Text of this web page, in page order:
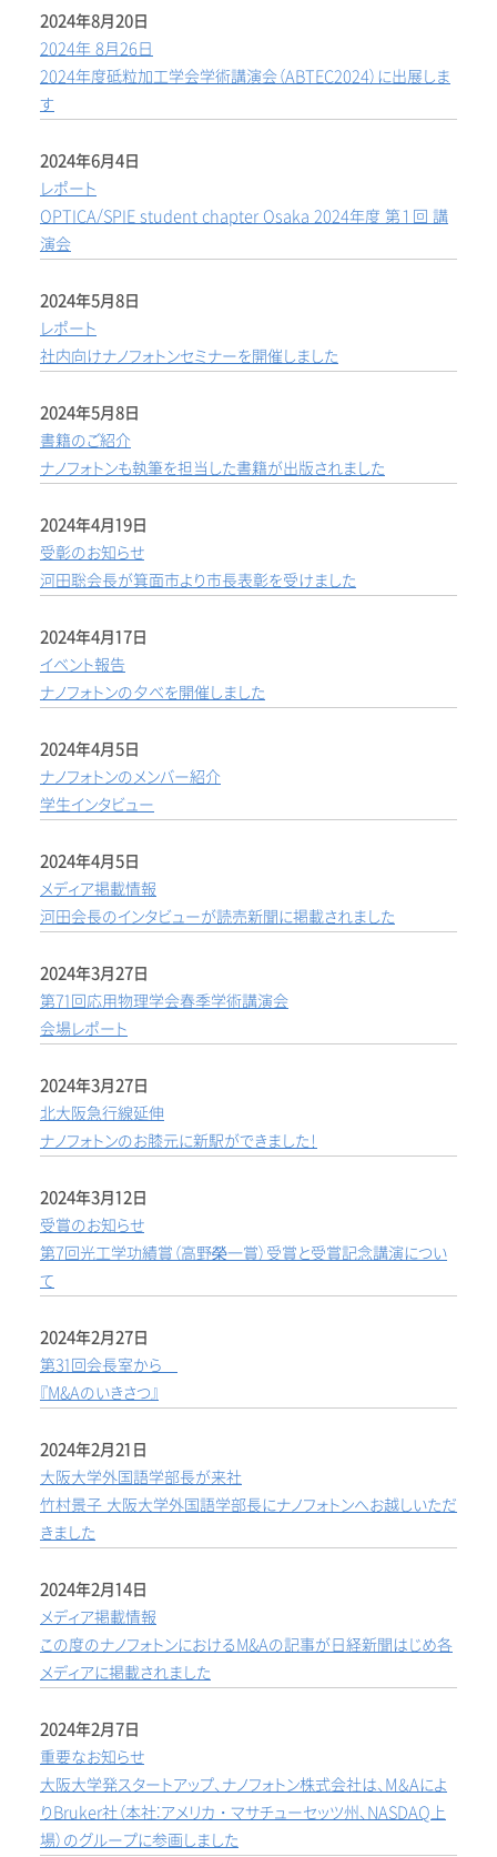
2024年8月20日
2024年 8月26日
2024年度砥粒加工学会学術講演会（ABTEC2024）に出展しま
す
2024年6月4日
レポート
OPTICA/SPIE student chapter Osaka 2024年度 第１回 講
演会
2024年5月8日
レポート
社内向けナノフォトンセミナーを開催しました
2024年5月8日
書籍のご紹介
ナノフォトンも執筆を担当した書籍が出版されました
2024年4月19日
受彰のお知らせ
河田聡会長が箕面市より市長表彰を受けました
2024年4月17日
イベント報告
ナノフォトンの夕べを開催しました
2024年4月5日
ナノフォトンのメンバー紹介
学生インタビュー
2024年4月5日
メディア掲載情報
河田会長のインタビューが読売新聞に掲載されました
2024年3月27日
第71回応用物理学会春季学術講演会
会場レポート
2024年3月27日
北大阪急行線延伸
ナノフォトンのお膝元に新駅ができました！
2024年3月12日
受賞のお知らせ
第7回光工学功績賞（高野榮一賞）受賞と受賞記念講演につい
て
2024年2月27日
第31回会長室から
『M&Aのいきさつ』
2024年2月21日
大阪大学外国語学部長が来社
竹村景子 大阪大学外国語学部長にナノフォトンへお越しいただ
きました
2024年2月14日
メディア掲載情報
この度のナノフォトンにおけるM&Aの記事が日経新聞はじめ各
メディアに掲載されました
2024年2月7日
重要なお知らせ
大阪大学発スタートアップ、ナノフォトン株式会社は、M＆Aによ
りBruker社（本社:アメリカ・マサチューセッツ州、NASDAQ上
場）のグループに参画しました